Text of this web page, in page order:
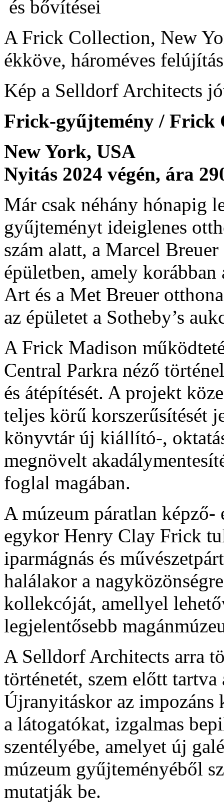
A Frick Collection, New
ékköve, hároméves
Kép a Selldorf Architects
Frick-gyűjtemény / Frick
New York, USA
Nyitás 2024 végén, ára
Már csak néhány hónapig
gyűjteményt ideiglenes
szám alatt, a Marcel
épületben, amely
Art és a Met Breuer
az épületet a Sotheby’s
A Frick Madison
Central Parkra néző
és átépítését. A projekt
teljes körű korszerűsítését
könyvtár új kiállító-,
megnövelt
foglal magában.
A múzeum páratlan
egykor Henry Clay Frick
iparmágnás és
halálakor a
kollekcóját, amellyel
legjelentősebb
A Selldorf Architects arra
történetét, szem előtt
Újranyitáskor az impozáns
a látogatókat, izgalmas
szentélyébe, amelyet új
múzeum gyűjteményéből
mutatják be.